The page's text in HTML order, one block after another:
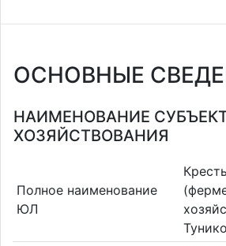
ОСНОВНЫЕ
НАИМЕНОВАНИЕ
ХОЗЯЙСТВОВАНИЯ
Полное наименование
ЮЛ